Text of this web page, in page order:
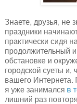
Знаете, друзья, не
праздники
практически сидя
продолжительный
обстановке и
городской суеты и,
вашего Интернета.
я уже занимался в
лишний раз